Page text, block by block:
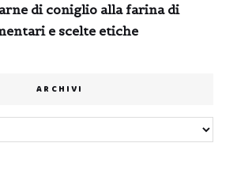
di coniglio alla farina di
e scelte etiche
ARCHIVI